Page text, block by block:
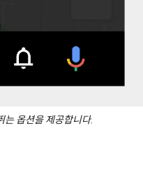
는 옵션을 제공합니다.